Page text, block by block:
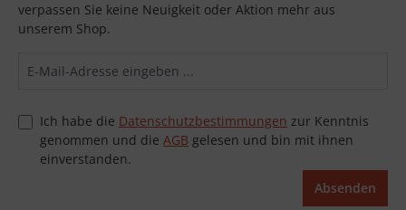
verpassen Sie keine Neuigkeit oder Aktion mehr aus
unserem Shop.
Ich habe die Datenschutzbestimmungen zur Kenntnis
genommen und die AGB gelesen und bin mit ihnen
einverstanden.
Absenden